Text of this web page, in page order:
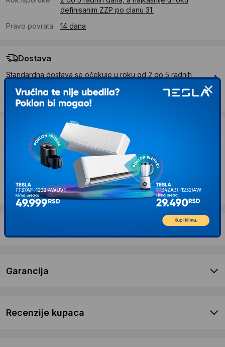
definisanim ZZP po clanu 31.
Pravo povrata
14 dana
Dostava
Standardna dostava se očekuje u roku od 2 do 5 radnih
dana
Troskovi dostave 490 RSD
Želite li ponudu za firmu?
Kontaktirajte nas
Opis proizvoda KIS Kanta za otpatke – Chic S
metalik siva
Garancija
Recenzije kupaca